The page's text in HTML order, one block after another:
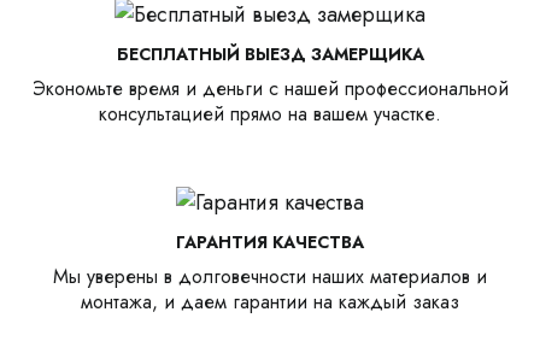
БЕСПЛАТНЫЙ ВЫЕЗД ЗАМЕРЩИКА
Экономьте время и деньги с нашей профессиональной
консультацией прямо на вашем участке.
ГАРАНТИЯ КАЧЕСТВА
Мы уверены в долговечности наших материалов и
монтажа, и даем гарантии на каждый заказ